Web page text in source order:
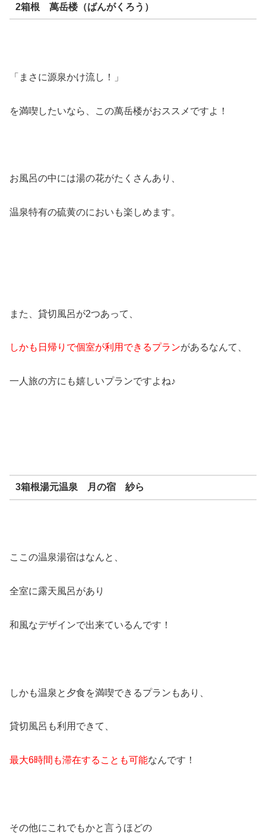
2箱根 萬岳楼（ばんがくろう）
「まさに源泉かけ流し！」
を満喫したいなら、この萬岳楼がおススメですよ！
お風呂の中には湯の花がたくさんあり、
温泉特有の硫黄のにおいも楽しめます。
また、貸切風呂が2つあって、
しかも日帰りで個室が利用できるプランがあるなんて、
一人旅の方にも嬉しいプランですよね♪
3箱根湯元温泉 月の宿 紗ら
ここの温泉湯宿はなんと、
全室に露天風呂があり
和風なデザインで出来ているんです！
しかも温泉と夕食を満喫できるプランもあり、
貸切風呂も利用できて、
最大6時間も滞在することも可能なんです！
その他にこれでもかと言うほどの